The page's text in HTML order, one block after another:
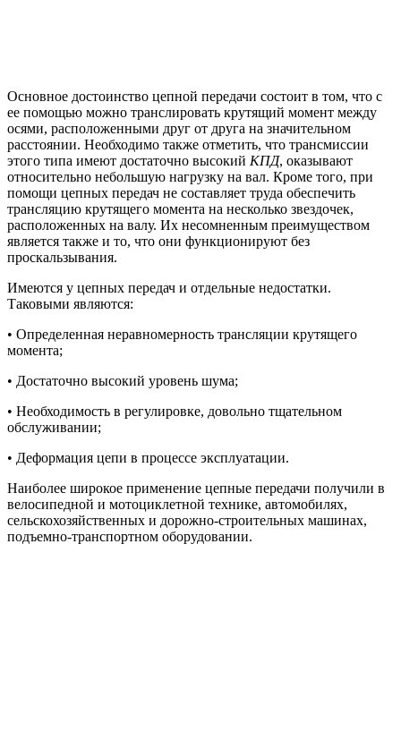
Основное достоинство цепной передачи состоит в том, что с
ее помощью можно транслировать крутящий момент между
осями, расположенными друг от друга на значительном
расстоянии. Необходимо также отметить, что трансмиссии
этого типа имеют достаточно высокий КПД, оказывают
относительно небольшую нагрузку на вал. Кроме того, при
помощи цепных передач не составляет труда обеспечить
трансляцию крутящего момента на несколько звездочек,
расположенных на валу. Их несомненным преимуществом
является также и то, что они функционируют без
проскальзывания.
Имеются у цепных передач и отдельные недостатки.
Таковыми являются:
• Определенная неравномерность трансляции крутящего
момента;
• Достаточно высокий уровень шума;
• Необходимость в регулировке, довольно тщательном
обслуживании;
• Деформация цепи в процессе эксплуатации.
Наиболее широкое применение цепные передачи получили в
велосипедной и мотоциклетной технике, автомобилях,
сельскохозяйственных и дорожно-строительных машинах,
подъемно-транспортном оборудовании.